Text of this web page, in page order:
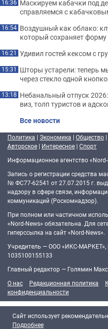
16:36 Маскируем кабачки под
справляемся с
16:54 Воздушный как облако:
который сохраняет форму
16:21 Удивил гостей кексом с
15:31 Шторы устарели: теперь
через стекло одной
13:18 Небанальный отпуск
виз, толп туристов и
Все новости
Политика | Экономика | Общество |
Авторское | Интересное | Спорт
Информационное агентство
Запись о регистрации средства
№ ФС77-62541 от 27.07.2015 г.
надзору в сфере связи,
коммуникаций (Роскомнадзор).
При полном или частичном
«Nord-News» обязательна. Для
гиперссылка на сайт «Nord-News».
Учредитель — ООО «ИКС-
1035100155133
Главный редактор — Голямин
О нас
Редакционная политика
конфиденциальности
Cайт использует
Подробнее